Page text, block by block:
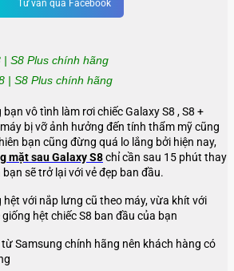
Tư vấn qua Facebook
S8 Plus chính hãng
| S8 Plus chính hãng
vô tình làm rơi chiếc Galaxy S8 , S8 +
bị vỡ ảnh hưởng đến tính thẩm mỹ cũng
bạn cũng đừng quá lo lắng bởi hiện nay,
mặt sau Galaxy S8chỉ cần sau 15 phút thay
sẽ trở lại với vẻ đẹp ban đầu.
với nắp lưng cũ theo máy, vừa khít với
hệt chiếc S8 ban đầu của bạn
Samsung chính hãng nên khách hàng có